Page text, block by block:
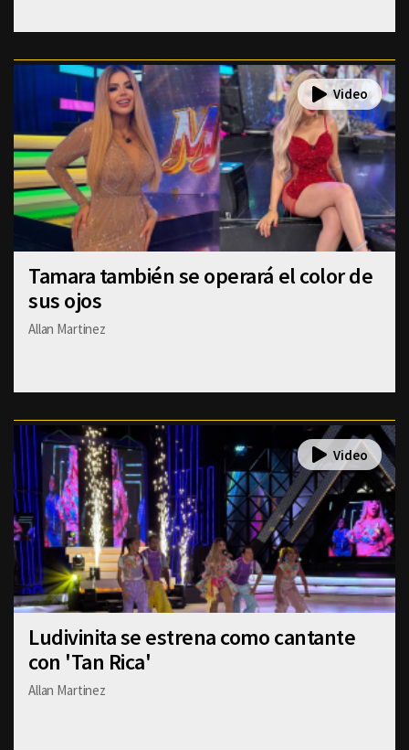
Tamara también se operará el color de
sus ojos
Allan Martinez
Ludivinita se estrena como cantante
con 'Tan Rica'
Allan Martinez